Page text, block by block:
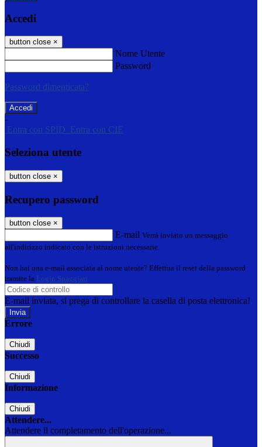
Accedi
button close ×
Nome Utente
Password
Password dimenticata?
-
Entra con SPID
Entra con CIE
Seleziona utente
button close ×
Recupero password
button close ×
E-mail Verrà inviato un messaggio
all'indirizzo indicato con le istruzioni necessarie.
Non hai una e-mail associata al nome utente? Effettua il reset della password
tramite la Login Spaggiari
E-mail inviata, si prega di controllare la casella di posta elettronica!
Errore
Chiudi
Successo
Chiudi
Informazione
Chiudi
Attendere...
Attendere il completamento dell'operazione...